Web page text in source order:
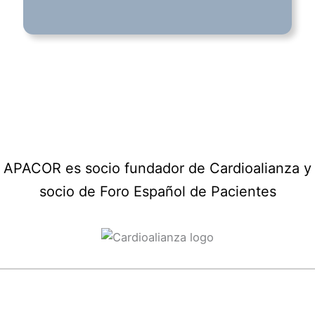
APACOR es socio fundador de Cardioalianza y
socio de Foro Español de Pacientes